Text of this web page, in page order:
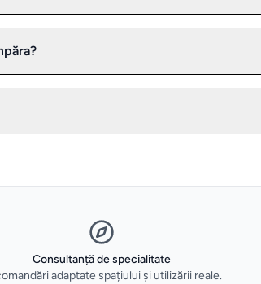
Consultanță de specialitate
adaptate spațiului și utilizării reale.